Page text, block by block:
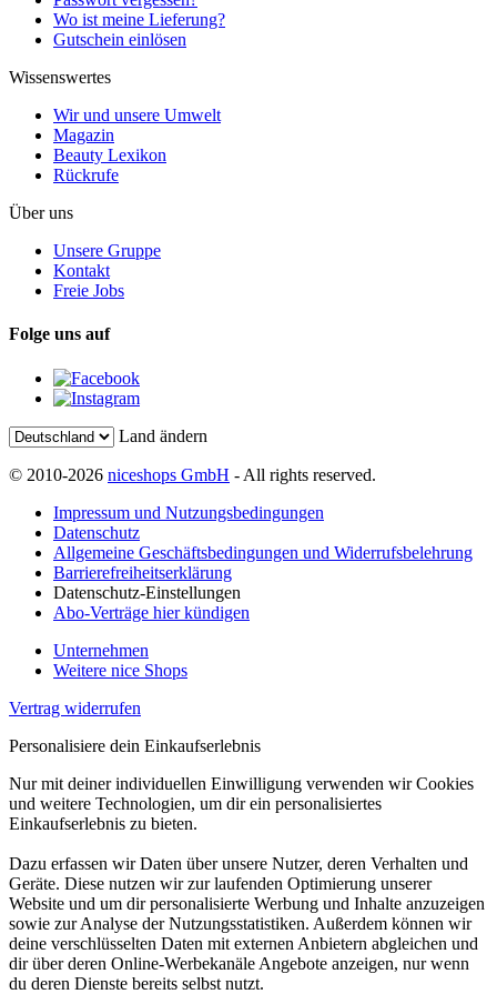
Wo ist meine Lieferung?
Gutschein einlösen
Wissenswertes
Wir und unsere Umwelt
Magazin
Beauty Lexikon
Rückrufe
Über uns
Unsere Gruppe
Kontakt
Freie Jobs
Folge uns auf
Land ändern
© 2010-2026 niceshops GmbH - All rights reserved.
Impressum und Nutzungsbedingungen
Datenschutz
Allgemeine Geschäftsbedingungen und Widerrufsbelehrung
Barrierefreiheitserklärung
Datenschutz-Einstellungen
Abo-Verträge hier kündigen
Unternehmen
Weitere nice Shops
Vertrag widerrufen
Personalisiere dein Einkaufserlebnis
Nur mit deiner individuellen Einwilligung verwenden wir Cookies
und weitere Technologien, um dir ein personalisiertes
Einkaufserlebnis zu bieten.
Dazu erfassen wir Daten über unsere Nutzer, deren Verhalten und
Geräte. Diese nutzen wir zur laufenden Optimierung unserer
Website und um dir personalisierte Werbung und Inhalte anzuzeigen
sowie zur Analyse der Nutzungsstatistiken. Außerdem können wir
deine verschlüsselten Daten mit externen Anbietern abgleichen und
dir über deren Online-Werbekanäle Angebote anzeigen, nur wenn
du deren Dienste bereits selbst nutzt.